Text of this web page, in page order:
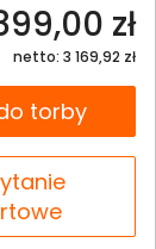
zł
netto: 3 169,92 zł
torby